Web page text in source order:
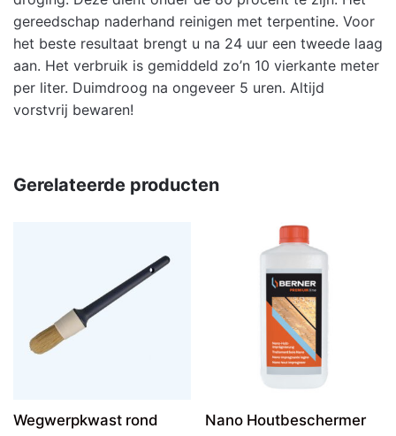
gereedschap naderhand reinigen met terpentine. Voor
het beste resultaat brengt u na 24 uur een tweede laag
aan. Het verbruik is gemiddeld zo’n 10 vierkante meter
per liter. Duimdroog na ongeveer 5 uren. Altijd
vorstvrij bewaren!
Gerelateerde producten
Wegwerpkwast rond
Nano Houtbeschermer